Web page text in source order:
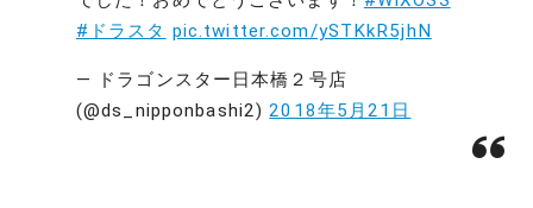
#ドラスタ pic.twitter.com/ySTKkR5jhN
— ドラゴンスター日本橋２号店
(@ds_nipponbashi2)2018年5月21日